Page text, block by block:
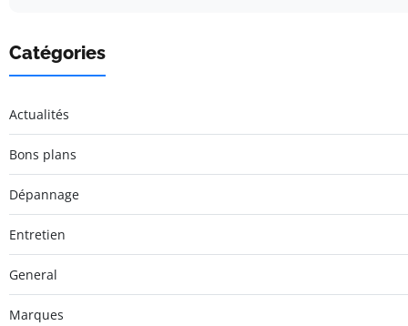
Catégories
Actualités
Bons plans
Dépannage
Entretien
General
Marques